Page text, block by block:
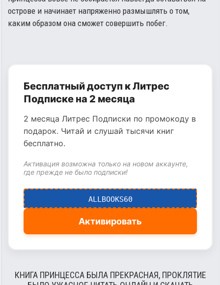
острове и начинает напряженно размышлять о том,
каким образом она сможет совершить побег.
Бесплатный доступ к Литрес
Подписке на 2 месяца
2 месяца Литрес Подписки по промокоду в
подарок. Читай и слушай тысячи книг
бесплатно.
Активация возможна только на новом аккаунте,
где прежде не было подписки!
ALLBOOKS60
Активировать
КНИГА ПРИНЦЕССА БЫЛА ПРЕКРАСНАЯ, ПРОКЛЯТИЕ